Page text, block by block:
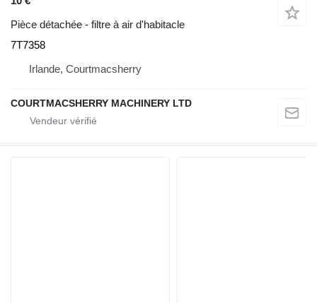
Pièce détachée - filtre à air d'habitacle
7T7358
Irlande, Courtmacsherry
COURTMACSHERRY MACHINERY LTD